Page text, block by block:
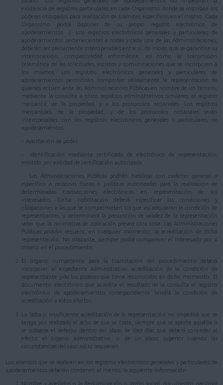
existencia de registros particulares en cada Organismo donde se inscriban los
poderes otorgados para realización de trámites específicos en el mismo. Cada
Organismo podrá disponer de su propio registro electrónico de
apoderamientos. 2. Los registros electrónicos generales y particulares de
apoderamientos pertenecientes a todas y cada una de las Administraciones,
deberán ser plenamente interoperables entre sí, de modo que se garantice su
interconexión, compatibilidad informática, así como la transmisión
telemática de las solicitudes, escritos y comunicaciones que se incorporen a
los mismos. Los registros electrónicos generales y particulares de
apoderamientos permitirán comprobar válidamente la representación de
quienes actúen ante las Administraciones Públicas en nombre de un tercero,
mediante la consulta a otros registros administrativos similares, al registro
mercantil, de la propiedad, y a los protocolos notariales. Los registros
mercantiles, de la propiedad, y de los protocolos notariales serán
interoperables con los registros electrónicos generales y particulares de
apoderamientos.
- Aportación de poder
- Identificación mediante certificado de electrónico de representación,
emitido por entidad de certificación autorizada.
- Las Administraciones Públicas podrán habilitar con carácter general o
específico a personas físicas o jurídicas autorizadas para la realización de
determinadas transacciones electrónicas en representación de los
interesados. Dicha habilitación deberá especificar las condiciones y
obligaciones a las que se comprometen los que así adquieran la condición de
representantes, y determinará la presunción de validez de la representación
salvo que la normativa de aplicación prevea otra cosa. Las Administraciones
Públicas podrán requerir, en cualquier momento, la acreditación de dicha
representación. No obstante, siempre podrá comparecer el interesado por sí
mismo en el procedimiento.
El órgano competente para la tramitación del procedimiento deberá
incorporar al expediente administrativo acreditación de la condición de
representante y de los poderes que tiene reconocidos en dicho momento. El
documento electrónico que acredite el resultado de la consulta al registro
electrónico de apoderamientos correspondiente tendrá la condición de
acreditación a estos efectos.
La falta o insuficiente acreditación de la representación no impedirá que se
tenga por realizado el acto de que se trate, siempre que se aporte aquélla o
se subsane el defecto dentro del plazo de diez días que deberá conceder al
efecto el órgano administrativo, o de un plazo superior cuando las
circunstancias del caso así lo requieran.
Los asientos que se realicen en los registros electrónicos generales y particulares de
apoderamientos deberán contener, al menos, la siguiente información:
Nombre y apellidos o la denominación o razón social, documento nacional